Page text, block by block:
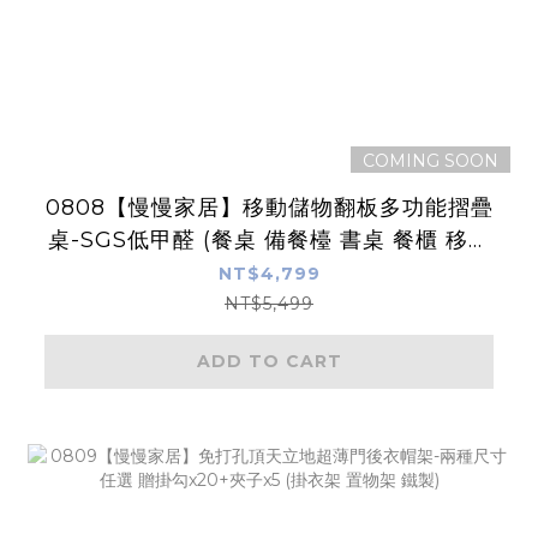
COMING SOON
0808【慢慢家居】移動儲物翻板多功能摺疊
桌-SGS低甲醛 (餐桌 備餐檯 書桌 餐櫃 移動
中島)
NT$4,799
NT$5,499
ADD TO CART